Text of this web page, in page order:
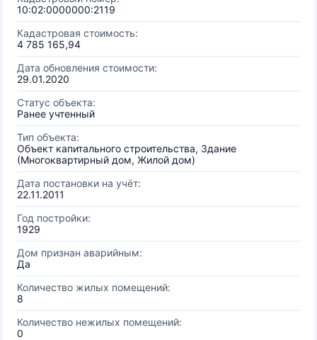
10:02:0000000:2119
Кадастровая стоимость:
4 785 165,94
Дата обновления стоимости:
29.01.2020
Статус объекта:
Ранее учтенный
Тип объекта:
Объект капитального строительства, Здание
(Многоквартирный дом, Жилой дом)
Дата постановки на учёт:
22.11.2011
Год постройки:
1929
Дом признан аварийным:
Да
Количество жилых помещений:
8
Количество нежилых помещений:
0